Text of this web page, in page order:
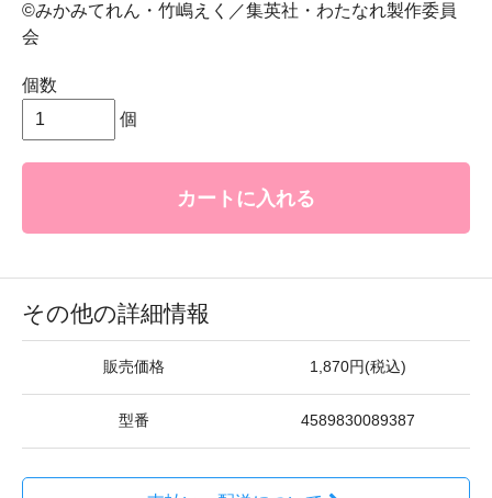
©みかみてれん・竹嶋えく／集英社・わたなれ製作委員
会
個数
個
カートに入れる
その他の詳細情報
販売価格 1,870円(税込)
型番 4589830089387